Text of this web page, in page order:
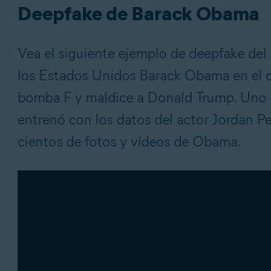
Deepfake de Barack Obama
Vea el siguiente ejemplo de deepfake
los Estados Unidos Barack Obama en el
bomba F y maldice a Donald Trump. Uno
entrenó con los datos del actor Jordan
cientos de fotos y vídeos de Obama.